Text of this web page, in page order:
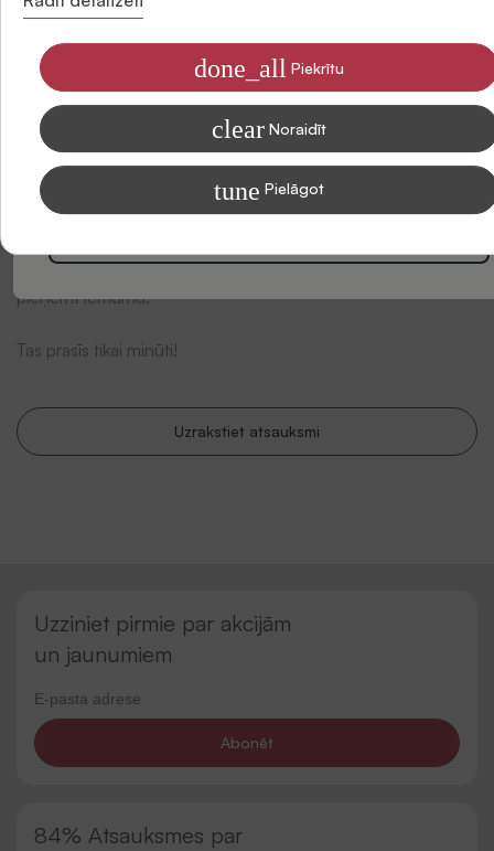
viedoklis mums ir ļoti svarīgs un var palīdzēt citiem klientiem
pieņemt lēmumu.
Tas prasīs tikai minūti!
Uzrakstiet atsauksmi
Uzziniet pirmie par akcijām
un jaunumiem
Abonēt
84% Atsauksmes par
Piekrītu saņemt SIDONAS jaunumus savā e-pastā
Informāciju par to, kā apstrādājam Jūsu datus mārketinga nolūkiem,
lasiet mūsu Privātuma politikā
done_all Piekrītu
clear Noraidīt
tune Pielāgot